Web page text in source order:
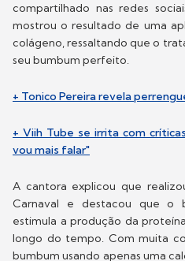
compartilhado nas redes
mostrou o resultado de uma
colágeno, ressaltando que o
seu bumbum perfeito.
+ Tonico Pereira revela
+ Viih Tube se irrita com
vou mais falar"
A cantora explicou que
Carnaval e destacou que o
estimula a produção da
longo do tempo. Com muita
bumbum usando apenas uma